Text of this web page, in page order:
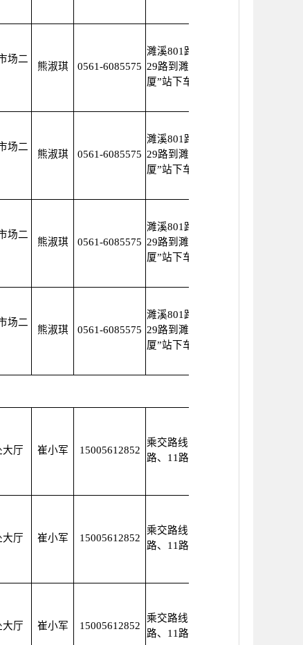
场二
熊淑琪 0561-6085575
濉溪801路、608路、
29路到濉溪“科创大
厦”站下车
场二
熊淑琪 0561-6085575
濉溪801路、608路、
29路到濉溪“科创大
厦”站下车
场二
熊淑琪 0561-6085575
濉溪801路、608路、
29路到濉溪“科创大
厦”站下车
场二
熊淑琪 0561-6085575
濉溪801路、608路、
29路到濉溪“科创大
厦”站下车
大厅 崔小军 15005612852
乘交路线：1路、8
路、11路、21路
大厅 崔小军 15005612852
乘交路线：1路、8
路、11路、21路
大厅 崔小军 15005612852
乘交路线：1路、8
路、11路、21路